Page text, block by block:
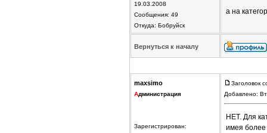
19.03.2008
Сообщения: 49
Откуда: Бобруйск
а на
Вернуться к началу
maxsimo
Администрация
Зарегистрирован:
Заголовок
Добавлено:
НЕТ. Для
имея более